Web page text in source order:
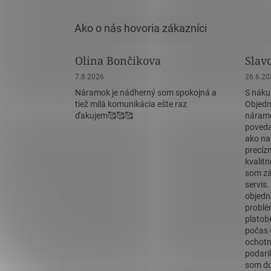
Olina Bončikova
Hodnotenie obchodu je 5 z 5 hviezdičiek.
7.8.2026
Náramok je nádherný som spokojná a
tiež milá komunikácia ešte raz
ďakujem🥰🥰🥰
S
ako
som
počas
som